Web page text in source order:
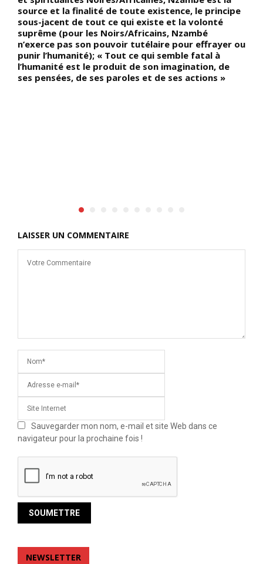
source et la finalité de toute existence, le principe
sous-jacent de tout ce qui existe et la volonté
suprême (pour les Noirs/Africains, Nzambé
n’exerce pas son pouvoir tutélaire pour effrayer ou
punir l’humanité); « Tout ce qui semble fatal à
l’humanité est le produit de son imagination, de
ses pensées, de ses paroles et de ses actions »
LAISSER UN COMMENTAIRE
Sauvegarder mon nom, e-mail et site Web dans ce
navigateur pour la prochaine fois !
NEWSLETTER